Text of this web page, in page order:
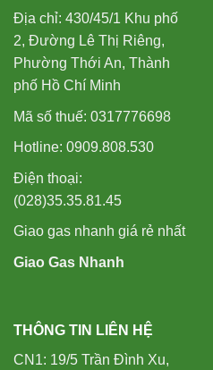
Địa chỉ: 430/45/1 Khu phố
2, Đường Lê Thị Riêng,
Phường Thới An, Thành
phố Hồ Chí Minh
Mã số thuế: 0317776698
Hotline: 0909.808.530
Điện thoại:
(028)35.35.81.45
Giao gas nhanh giá rẻ nhất
Giao Gas Nhanh
THÔNG TIN LIÊN HỆ
CN1: 19/5 Trần Đình Xu,